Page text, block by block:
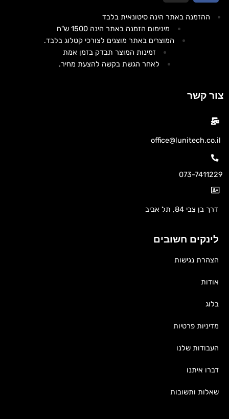
לינקים חשובים
הצהרת נגישות
אודות
בלוג
מדיניות פרטיות
העבודות שלנו
דברו איתנו
שאלות ותשובות
צור קשר
office@lunitech.co.il
073-7411229
דרך בן צבי 84, תל אביב
ההזמנה באתר הינה סיטונאית בלבד
מינימום הזמנה באתר הינה 1500 ש"ח
המוצרים באתר מוצגים לצורכי קטלוג בלבד.
זמינות המוצר תבדק בזמן אמת
לאחר הגשת בקשה להצעת מחיר.